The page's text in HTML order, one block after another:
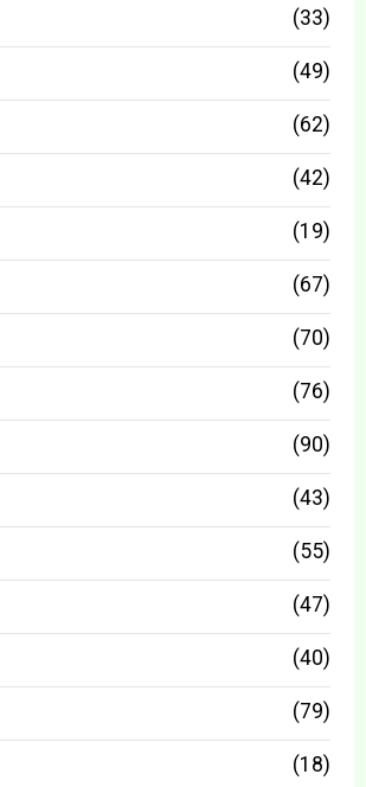
(33)
(49)
(62)
(42)
(19)
(67)
(70)
(76)
(90)
(43)
(55)
(47)
(40)
(79)
(18)